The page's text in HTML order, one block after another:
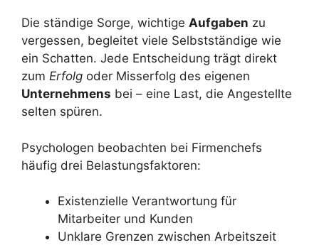
Die ständige Sorge, wichtige Aufgaben zu
vergessen, begleitet viele Selbstständige wie
ein Schatten. Jede Entscheidung trägt direkt
zum Erfolg oder Misserfolg des eigenen
Unternehmens bei – eine Last, die Angestellte
selten spüren.
Psychologen beobachten bei Firmenchefs
häufig drei Belastungsfaktoren:
Existenzielle Verantwortung für
Mitarbeiter und Kunden
Unklare Grenzen zwischen Arbeitszeit